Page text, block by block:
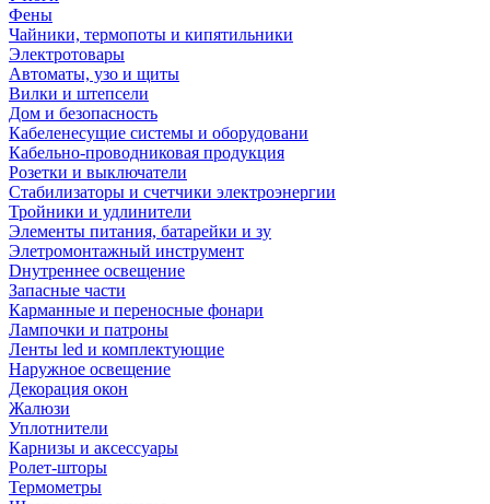
Фены
Чайники, термопоты и кипятильники
Электротовары
Автоматы, узо и щиты
Вилки и штепсели
Дом и безопасность
Кабеленесущие системы и оборудовани
Кабельно-проводниковая продукция
Розетки и выключатели
Стабилизаторы и счетчики электроэнергии
Тройники и удлинители
Элементы питания, батарейки и зу
Элетромонтажный инструмент
Dнутреннее освещение
Запасные части
Карманные и переносные фонари
Лампочки и патроны
Ленты led и комплектующие
Наружное освещение
Декорация окон
Жалюзи
Уплотнители
Карнизы и аксессуары
Ролет-шторы
Термометры